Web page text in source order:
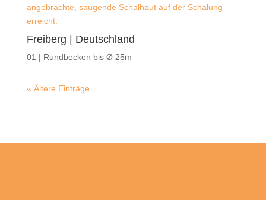
Freiberg | Deutschland
01 | Rundbecken bis Ø 25m
« Ältere Einträge